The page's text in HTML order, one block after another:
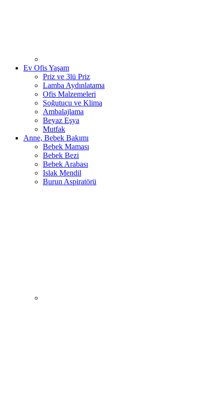
Ev Ofis Yaşam
Priz ve 3lü Priz
Lamba Aydınlatama
Ofis Malzemeleri
Soğutucu ve Klima
Ambalajlama
Beyaz Eşya
Mutfak
Anne, Bebek Bakımı
Bebek Maması
Bebek Bezi
Bebek Arabası
Islak Mendil
Burun Aspiratörü